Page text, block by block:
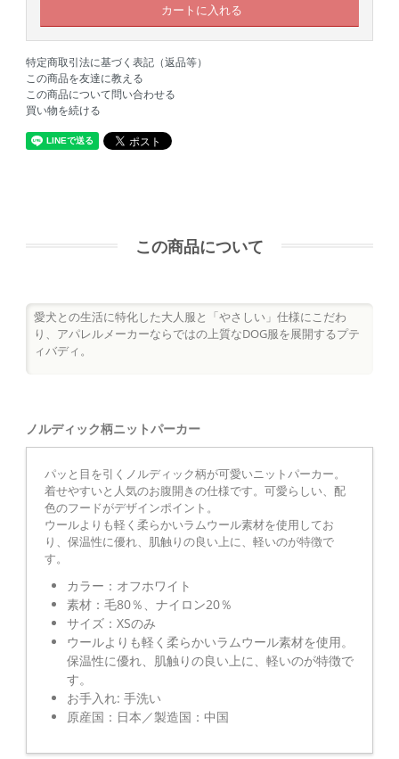
特定商取引法に基づく表記（返品等）
この商品を友達に教える
この商品について問い合わせる
買い物を続ける
この商品について
愛犬との生活に特化した大人服と「やさしい」仕様にこだわ
り、アパレルメーカーならではの上質なDOG服を展開するプテ
ィバディ。
ノルディック柄ニットパーカー
パッと目を引くノルディック柄が可愛いニットパーカー。
着せやすいと人気のお腹開きの仕様です。可愛らしい、配
色のフードがデザインポイント。
ウールよりも軽く柔らかいラムウール素材を使用してお
り、保温性に優れ、肌触りの良い上に、軽いのが特徴で
す。
カラー：オフホワイト
素材：毛80％、ナイロン20％
サイズ：XSのみ
ウールよりも軽く柔らかいラムウール素材を使用。
保温性に優れ、肌触りの良い上に、軽いのが特徴で
す。
お手入れ: 手洗い
原産国：日本／製造国：中国